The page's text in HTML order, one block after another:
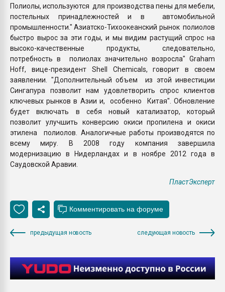
Полиолы, используются для производства пены для мебели,
постельных принадлежностей и в автомобильной
промышленности." Азиатско-Тихоокеанский рынок полиолов
быстро вырос за эти годы, и мы видим растущий спрос на
высоко-качественные продукты, следовательно,
потребность в полиолах значительно возросла" Graham
Hoff, вице-президент Shell Chemicals, говорит в своем
заявлении. "Дополнительный объем из этой инвестиции
Сингапура позволит нам удовлетворить спрос клиентов
ключевых рынков в Азии и, особенно Китая". Обновление
будет включать в себя новый катализатор, который
позволит улучшить конверсию окиси пропилена и окиси
этилена полиолов. Аналогичные работы производятся по
всему миру. В 2008 году компания завершила
модернизацию в Нидерландах и в ноябре 2012 года в
Саудовской Аравии.
ПластЭксперт
предыдущая новость следующая новость